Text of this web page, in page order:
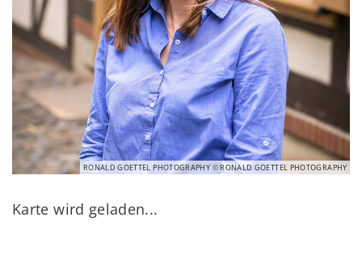
RONALD GOETTEL PHOTOGRAPHY © RONALD GOETTEL PHOTOGRAPHY
Karte wird geladen...